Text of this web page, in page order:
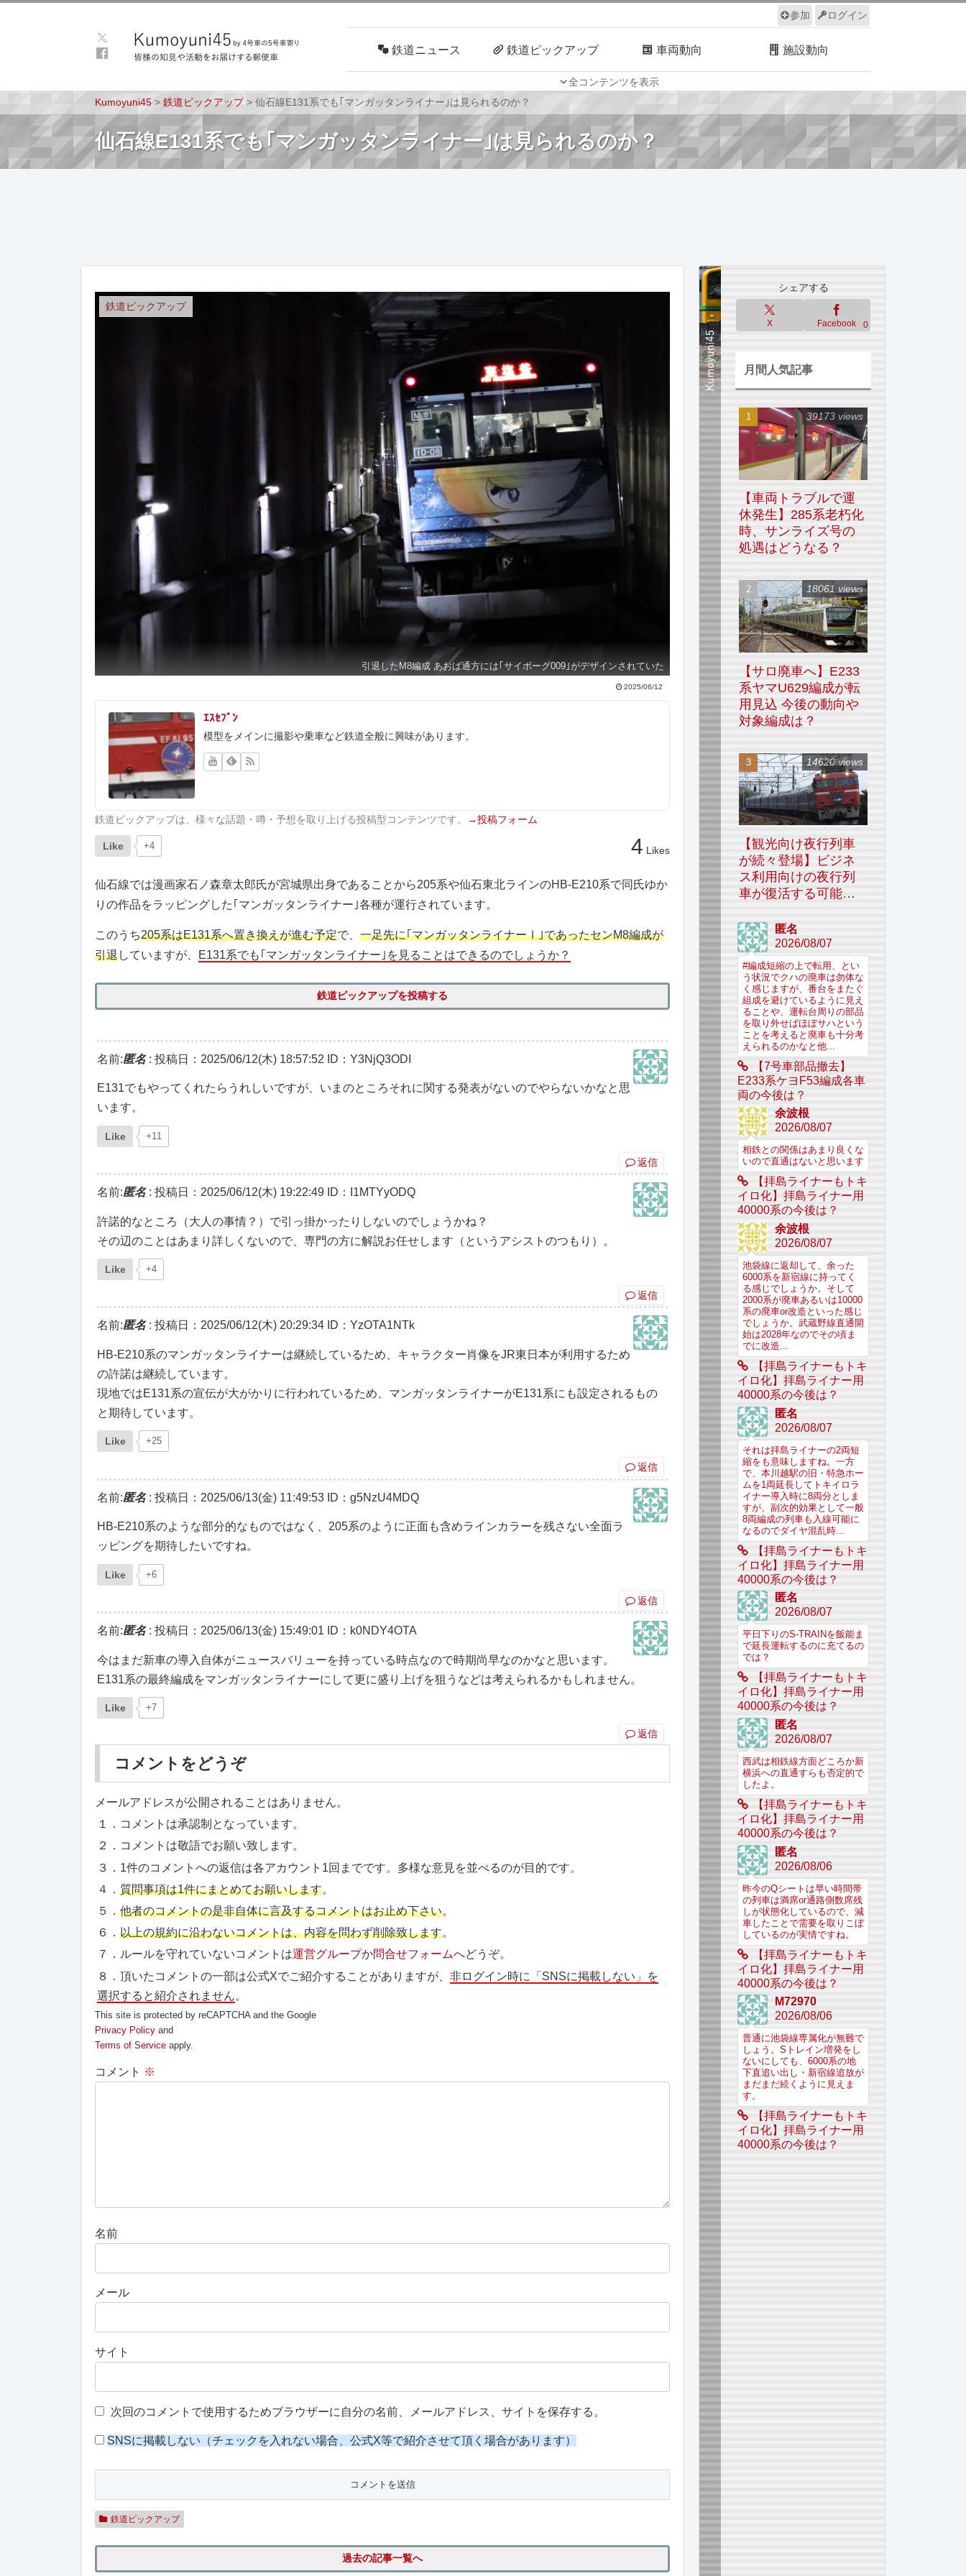
ログイン
参加
全コンテンツを表示
鉄道ニュース 鉄道ピックアップ 車両動向 施設動向
車両技術 路線探訪 ルール サイトについて
Kumoyuni45 > 鉄道ピックアップ> 仙石線E131系でも｢マンガッタンライナー｣は見られるのか？
仙石線E131系でも｢マンガッタンライナー｣は見られるのか？
鉄道ピックアップ
引退したM8編成 あおば通方には｢サイボーグ009｣がデザインされていた
2025/06/12
ｴｽｾﾌﾞﾝ
模型をメインに撮影や乗車など鉄道全般に興味があります。
鉄道ピックアップは、様々な話題・噂・予想を取り上げる投稿型コンテンツです。 →投稿フォーム
Like +4 4 Likes
仙石線では漫画家石ノ森章太郎氏が宮城県出身であることから205系や仙石東北ラインのHB-E210系で同氏ゆか
りの作品をラッピングした｢マンガッタンライナー｣各種が運行されています。
このうち205系はE131系へ置き換えが進む予定で、 一足先に｢マンガッタンライナーⅠ｣であったセンM8編成が
引退していますが、 E131系でも｢マンガッタンライナー｣を見ることはできるのでしょうか？
鉄道ピックアップを投稿する
名前:匿名: 投稿日：2025/06/12(木) 18:57:52 ID：Y3NjQ3ODI
E131でもやってくれたらうれしいですが、いまのところそれに関する発表がないのでやらないかなと思
います。
Like +11
返信
名前:匿名: 投稿日：2025/06/12(木) 19:22:49 ID：I1MTYyODQ
許諾的なところ（大人の事情？）で引っ掛かったりしないのでしょうかね？
その辺のことはあまり詳しくないので、専門の方に解説お任せします（というアシストのつもり）。
Like +4
返信
名前:匿名: 投稿日：2025/06/12(木) 20:29:34 ID：YzOTA1NTk
HB-E210系のマンガッタンライナーは継続しているため、キャラクター肖像をJR東日本が利用するため
の許諾は継続しています。
現地ではE131系の宣伝が大がかりに行われているため、マンガッタンライナーがE131系にも設定されるもの
と期待しています。
Like +25
返信
名前:匿名: 投稿日：2025/06/13(金) 11:49:53 ID：g5NzU4MDQ
HB-E210系のような部分的なものではなく、205系のように正面も含めラインカラーを残さない全面ラ
ッピングを期待したいですね。
Like +6
返信
名前:匿名: 投稿日：2025/06/13(金) 15:49:01 ID：k0NDY4OTA
今はまだ新車の導入自体がニュースバリューを持っている時点なので時期尚早なのかなと思います。
E131系の最終編成をマンガッタンライナーにして更に盛り上げを狙うなどは考えられるかもしれません。
Like +7
返信
コメントをどうぞ
メールアドレスが公開されることはありません。
１．コメントは承認制となっています。
２．コメントは敬語でお願い致します。
３．1件のコメントへの返信は各アカウント1回までです。多様な意見を並べるのが目的です。
４．質問事項は1件にまとめてお願いします。
５．他者のコメントの是非自体に言及するコメントはお止め下さい。
６．以上の規約に沿わないコメントは、内容を問わず削除致します。
７．ルールを守れていないコメントは運営グループか問合せフォームへどうぞ。
８．頂いたコメントの一部は公式Xでご紹介することがありますが、非ログイン時に「SNSに掲載しない」を
選択すると紹介されません。
This site is protected by reCAPTCHA and the Google
Privacy Policy and
Terms of Service apply.
コメント ※
名前
メール
サイト
次回のコメントで使用するためブラウザーに自分の名前、メールアドレス、サイトを保存する。
SNSに掲載しない（チェックを入れない場合、公式X等で紹介させて頂く場合があります）
鉄道ピックアップ
過去の記事一覧へ
シェアする
X Facebook 0
月間人気記事
【車両トラブルで運
休発生】285系老朽化
時、サンライズ号の
処遇はどうなる？
39173 views
【サロ廃車へ】E233
系ヤマU629編成が転
用見込 今後の動向や
対象編成は？
18061 views
【観光向け夜行列車
が続々登場】ビジネ
ス利用向けの夜行列
車が復活する可能性
14620 views
匿名
2026/08/07
#編成短縮の上で転用、とい
う状況でクハの廃車は勿体な
く感じますが、番台をまたぐ
組成を避けているように見え
ることや、運転台周りの部品
を取り外せばほぼサハという
ことを考えると廃車も十分考
えられるのかなと他...
【7号車部品撤去】
E233系ケヨF53編成各車
両の今後は？
余波根
2026/08/07
相鉄との関係はあまり良くな
いので直通はないと思います
【拝島ライナーもトキ
イロ化】拝島ライナー用
40000系の今後は？
余波根
2026/08/07
池袋線に返却して、余った
6000系を新宿線に持ってく
る感じでしょうか。そして
2000系が廃車あるいは10000
系の廃車or改造といった感じ
でしょうか。武蔵野線直通開
始は2028年なのでその頃ま
でに改造...
【拝島ライナーもトキ
イロ化】拝島ライナー用
40000系の今後は？
匿名
2026/08/07
それは拝島ライナーの2両短
縮をも意味しますね。一方
で、本川越駅の旧・特急ホー
ムを1両延長してトキイロラ
イナー導入時に8両分としま
すが、副次的効果として一般
8両編成の列車も入線可能に
なるのでダイヤ混乱時...
【拝島ライナーもトキ
イロ化】拝島ライナー用
40000系の今後は？
匿名
2026/08/07
平日下りのS-TRAINを飯能ま
で延長運転するのに充てるの
では？
【拝島ライナーもトキ
イロ化】拝島ライナー用
40000系の今後は？
匿名
2026/08/07
西武は相鉄線方面どころか新
横浜への直通すらも否定的で
したよ。
【拝島ライナーもトキ
イロ化】拝島ライナー用
40000系の今後は？
匿名
2026/08/06
昨今のQシートは早い時間帯
の列車は満席or通路側数席残
しが状態化しているので、減
車したことで需要を取りこぼ
しているのが実情ですね。
【拝島ライナーもトキ
イロ化】拝島ライナー用
40000系の今後は？
M72970
2026/08/06
普通に池袋線専属化が無難で
しょう。Sトレイン増発をし
ないにしても、6000系の地
下直追い出し・新宿線追放が
まだまだ続くように見えま
す。
【拝島ライナーもトキ
イロ化】拝島ライナー用
40000系の今後は？